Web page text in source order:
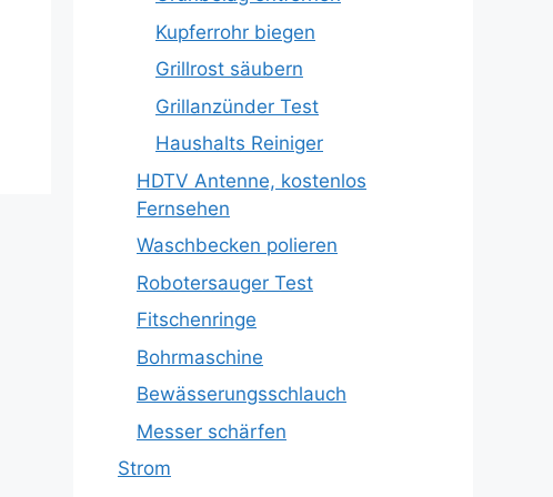
Kupferrohr biegen
Grillrost säubern
Grillanzünder Test
Haushalts Reiniger
HDTV Antenne, kostenlos
Fernsehen
Waschbecken polieren
Robotersauger Test
Fitschenringe
Bohrmaschine
Bewässerungsschlauch
Messer schärfen
Strom